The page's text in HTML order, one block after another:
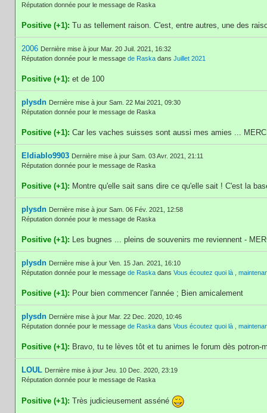
Réputation donnée pour le message de Raska
Positive (+1): Tu as tellement raison. C'est, entre autres, une des
2006 Dernière mise à jour Mar. 20 Juil. 2021, 16:32
Réputation donnée pour le message de Raska dans Juillet 2021
Positive (+1): et de 100
plysdn Dernière mise à jour Sam. 22 Mai 2021, 09:30
Réputation donnée pour le message de Raska
Positive (+1): Car les vaches suisses sont aussi mes amies ...
Eldiablo9903 Dernière mise à jour Sam. 03 Avr. 2021, 21:11
Réputation donnée pour le message de Raska
Positive (+1): Montre qu'elle sait sans dire ce qu'elle sait ! C'est la
plysdn Dernière mise à jour Sam. 06 Fév. 2021, 12:58
Réputation donnée pour le message de Raska
Positive (+1): Les bugnes ... pleins de souvenirs me reviennent -
plysdn Dernière mise à jour Ven. 15 Jan. 2021, 16:10
Réputation donnée pour le message de Raska dans Vous écoutez quoi là ,
Positive (+1): Pour bien commencer l'année ; Bien amicalement
plysdn Dernière mise à jour Mar. 22 Dec. 2020, 10:46
Réputation donnée pour le message de Raska dans Vous écoutez quoi là ,
Positive (+1): Bravo, tu te lèves tôt et tu animes le forum dès potron-
LOUL Dernière mise à jour Jeu. 10 Dec. 2020, 23:19
Réputation donnée pour le message de Raska
Positive (+1): Très judicieusement asséné